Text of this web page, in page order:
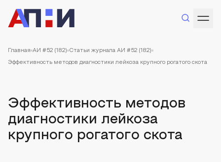
Главная АИ #52 (182) Статьи журнала АИ #52 (182)
Эффективность методов диагностики лейкоза крупного рогатого скота
Эффективность методов
диагностики лейкоза
крупного рогатого скота